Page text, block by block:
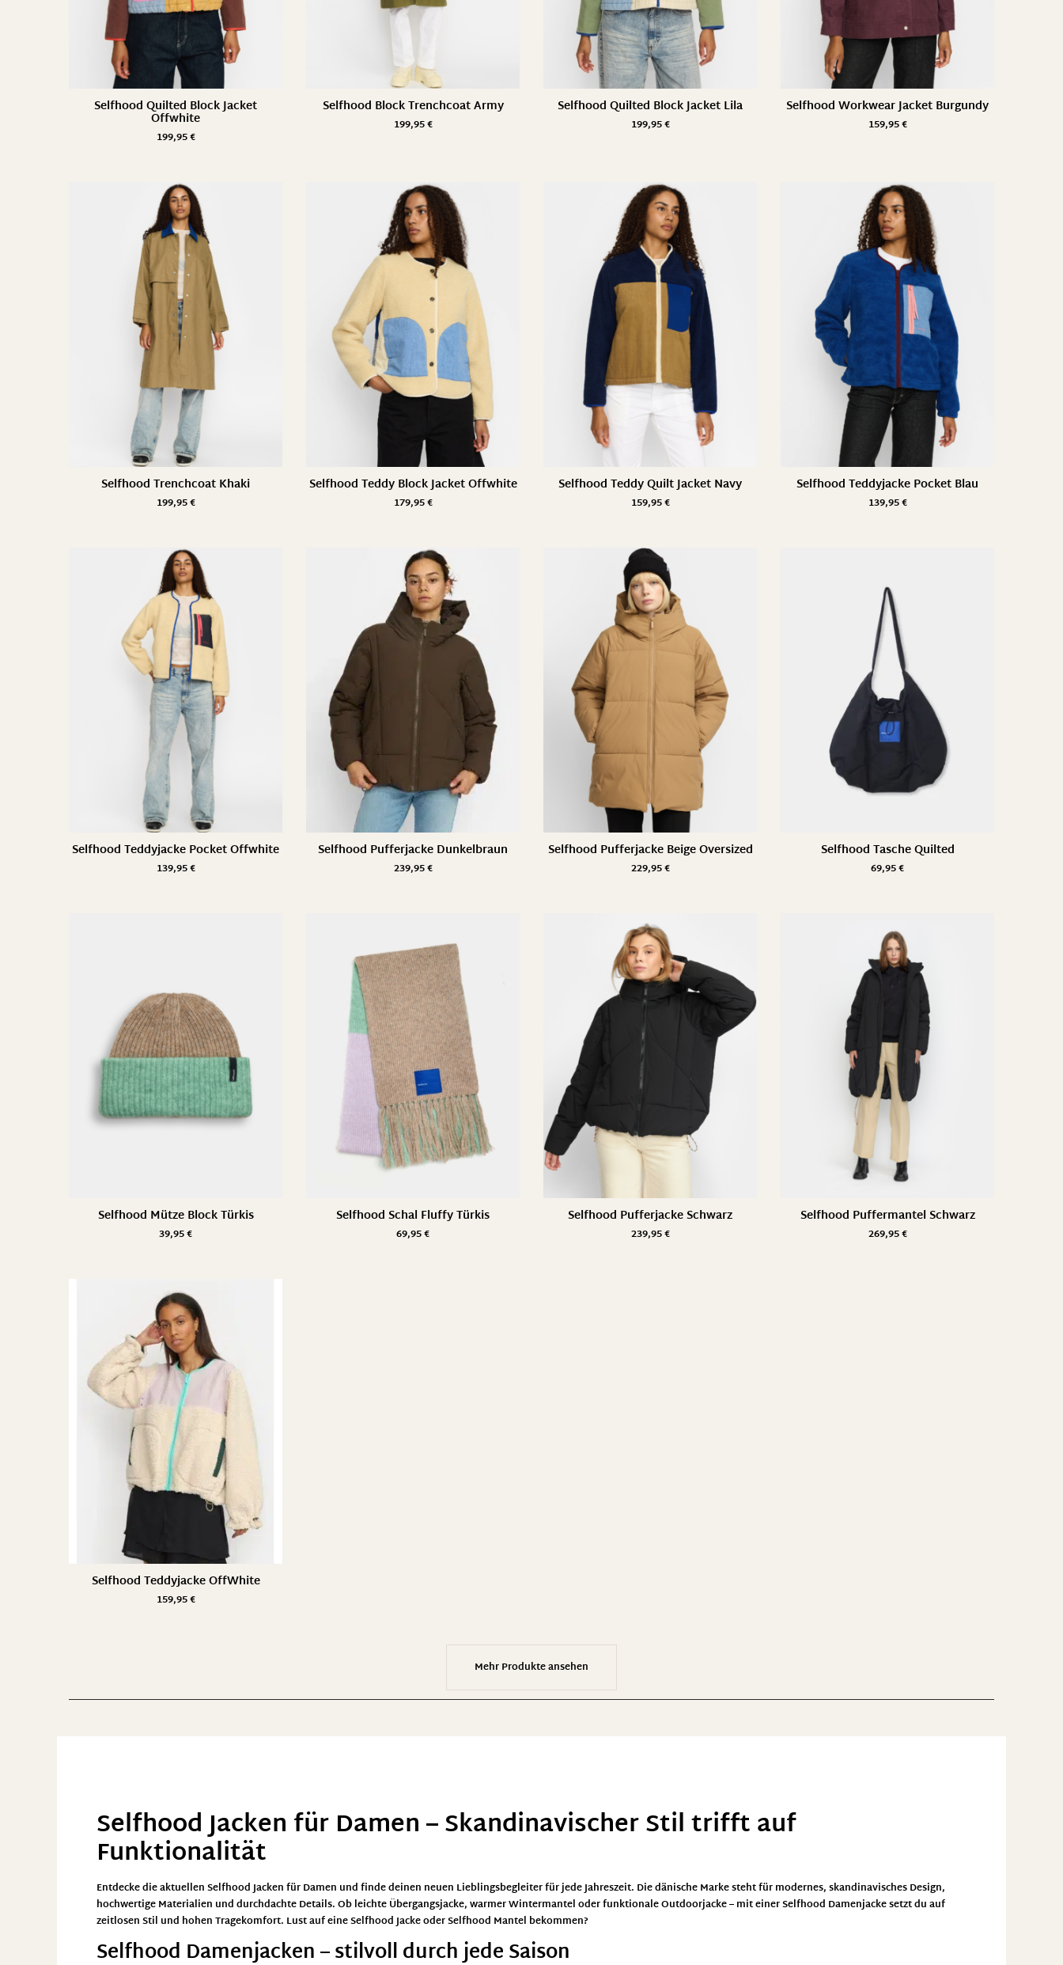
Selfhood Quilted Block Jacket
Offwhite
199,95€
Selfhood Block Trenchcoat Army
199,95€
Selfhood Quilted Block Jacket Lila
199,95€
Selfhood Workwear Jacket Burgundy
159,95€
Selfhood Trenchcoat Khaki
199,95€
Selfhood Teddy Block Jacket Offwhite
179,95€
Selfhood Teddy Quilt Jacket Navy
159,95€
Selfhood Teddyjacke Pocket Blau
139,95€
Selfhood Teddyjacke Pocket Offwhite
139,95€
Selfhood Pufferjacke Dunkelbraun
239,95€
Selfhood Pufferjacke Beige Oversized
229,95€
Selfhood Tasche Quilted
69,95€
Selfhood Mütze Block Türkis
39,95€
Selfhood Schal Fluffy Türkis
69,95€
Selfhood Pufferjacke Schwarz
239,95€
Selfhood Puffermantel Schwarz
269,95€
Selfhood Teddyjacke OffWhite
159,95€
Mehr Produkte ansehen
Selfhood Jacken für Damen – Skandinavischer Stil trifft auf
Funktionalität
Entdecke die aktuellenSelfhood Jacken für Damen und finde deinen neuen Lieblingsbegleiter für jede Jahreszeit. Die dänische Marke steht für modernes, skandinavisches Design,
hochwertige Materialien und durchdachte Details. Ob leichte Übergangsjacke, warmer Wintermantel oder funktionale Outdoorjacke – mit einerSelfhood Damenjackesetzt du auf
zeitlosen Stil und hohen Tragekomfort. Lust auf eine Selfhood Jacke oder Selfhood Mantel bekommen?
Selfhood Damenjacken – stilvoll durch jede Saison